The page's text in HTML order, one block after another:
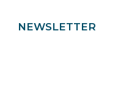
NEWSLETTER